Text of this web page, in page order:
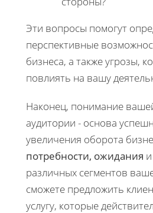
Эти вопросы помогут
перспективные
бизнеса, а также угрозы,
повлиять на вашу
Наконец, понимание
аудитории - основа
увеличения оборота
потребности, ожидания
различных сегментов
сможете предложить
услугу, которые